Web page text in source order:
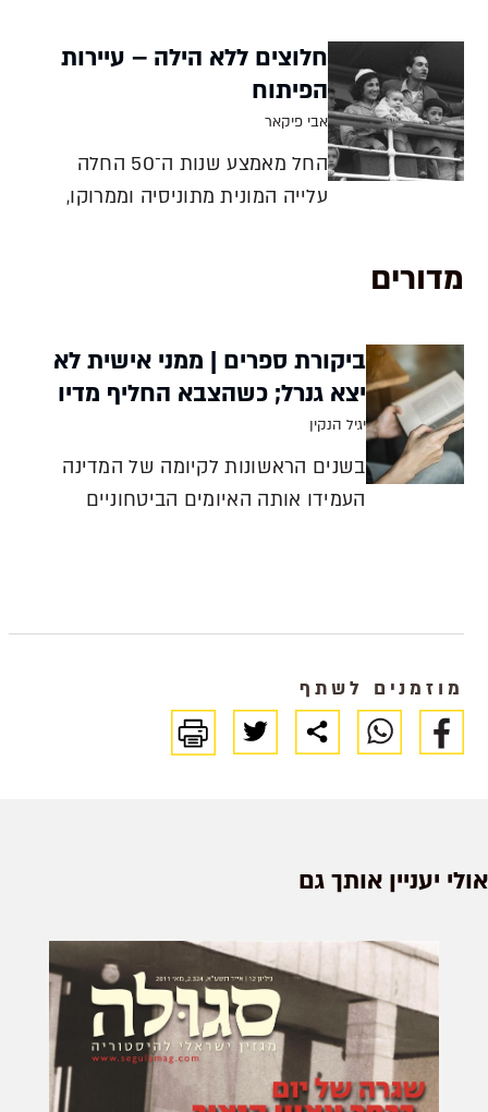
חלוצים ללא הילה – עיירות
הפיתוח
אבי פיקאר
החל מאמצע שנות ה־50 החלה
עלייה המונית מתוניסיה וממרוקו,
התשובה כנראה מורכבת יותר אבי
פיקאר כאשר נשאלים תלמי
מדורים
ביקורת ספרים | ממני אישית לא
יצא גנרל; כשהצבא החליף מדיו
יגיל הנקין
בשנים הראשונות לקיומה של המדינה
העמידו אותה האיומים הביטחוניים
הולדתו של הצבא שהצליח, כנגד כל
יגיל
מוזמנים לשתף
אולי יעניין אותך גם